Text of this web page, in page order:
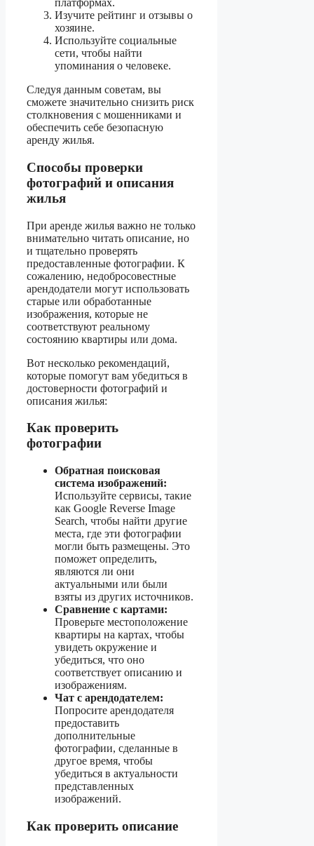
платформах.
Изучите рейтинг и отзывы о
хозяине.
Используйте социальные
сети, чтобы найти
упоминания о человеке.
Следуя данным советам, вы
сможете значительно снизить риск
столкновения с мошенниками и
обеспечить себе безопасную
аренду жилья.
Способы проверки
фотографий и описания
жилья
При аренде жилья важно не только
внимательно читать описание, но
и тщательно проверять
предоставленные фотографии. К
сожалению, недобросовестные
арендодатели могут использовать
старые или обработанные
изображения, которые не
соответствуют реальному
состоянию квартиры или дома.
Вот несколько рекомендаций,
которые помогут вам убедиться в
достоверности фотографий и
описания жилья:
Как проверить
фотографии
Обратная поисковая
система изображений:
Используйте сервисы, такие
как Google Reverse Image
Search, чтобы найти другие
места, где эти фотографии
могли быть размещены. Это
поможет определить,
являются ли они
актуальными или были
взяты из других источников.
Сравнение с картами:
Проверьте местоположение
квартиры на картах, чтобы
увидеть окружение и
убедиться, что оно
соответствует описанию и
изображениям.
Чат с арендодателем:
Попросите арендодателя
предоставить
дополнительные
фотографии, сделанные в
другое время, чтобы
убедиться в актуальности
представленных
изображений.
Как проверить описание